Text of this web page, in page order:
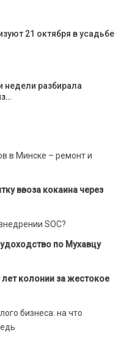
21 октября в усадьбе
недели разбирала
в Минске – ремонт и
ввоза кокаина через
SOC?
по Мухавцу
колонии за жестокое
бизнеса: на что